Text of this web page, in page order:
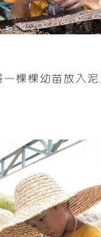
棵棵幼苗放入